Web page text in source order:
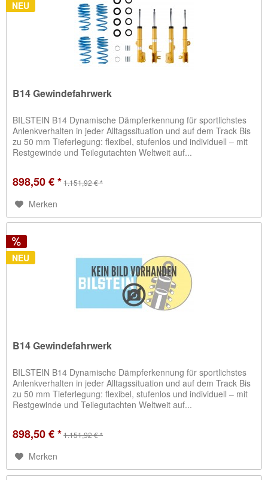
NEU
B14 Gewindefahrwerk
BILSTEIN B14 Dynamische Dämpferkennung für sportlichstes
Anlenkverhalten in jeder Alltagssituation und auf dem Track Bis
zu 50 mm Tieferlegung: flexibel, stufenlos und individuell – mit
Restgewinde und Teilegutachten Weltweit auf...
898,50 € *1.151,92 € *
Merken
NEU
B14 Gewindefahrwerk
BILSTEIN B14 Dynamische Dämpferkennung für sportlichstes
Anlenkverhalten in jeder Alltagssituation und auf dem Track Bis
zu 50 mm Tieferlegung: flexibel, stufenlos und individuell – mit
Restgewinde und Teilegutachten Weltweit auf...
898,50 € *1.151,92 € *
Merken